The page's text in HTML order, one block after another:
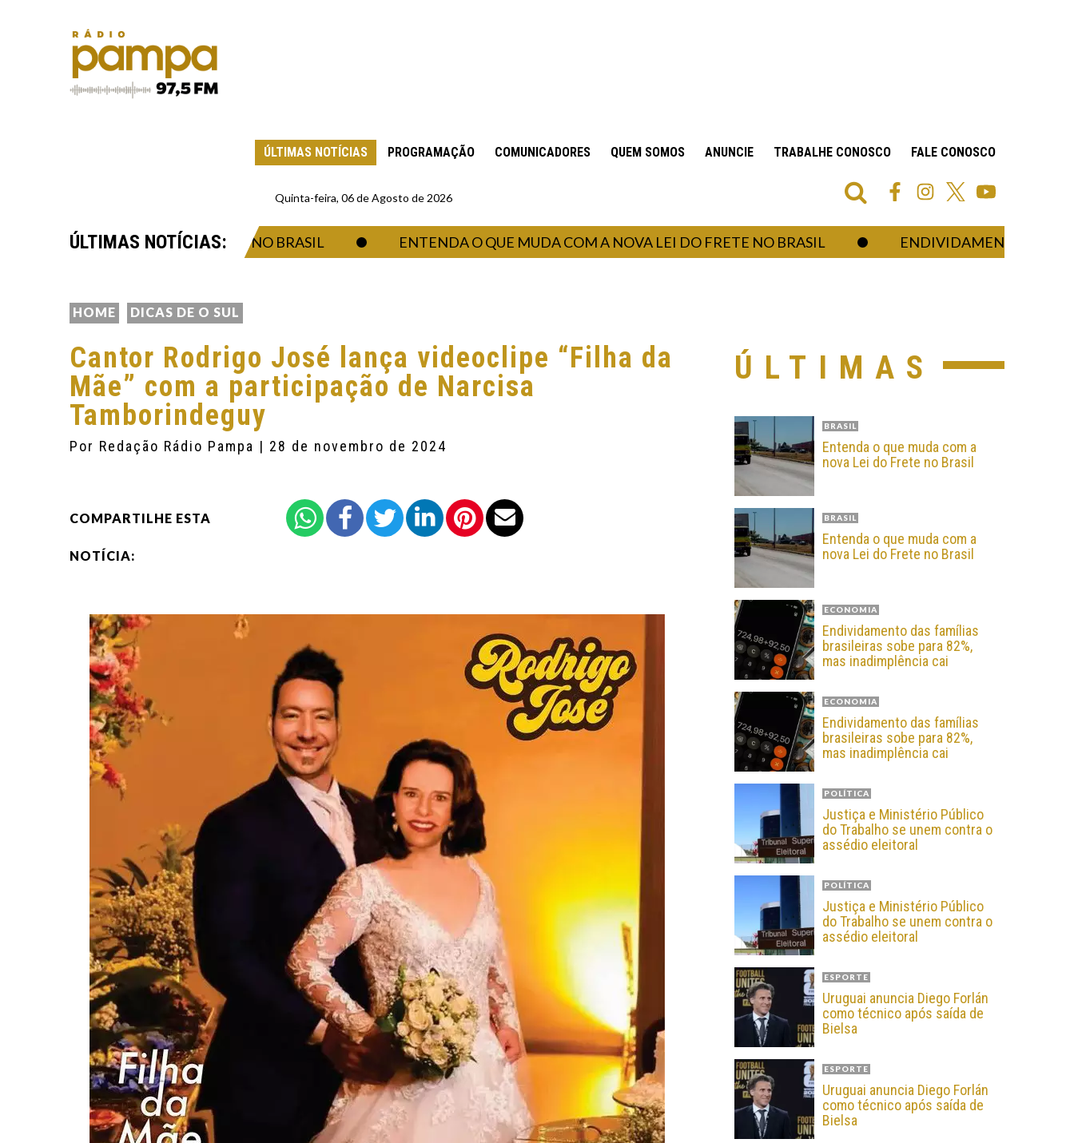
ÚLTIMAS NOTÍCIAS PROGRAMAÇÃO COMUNICADORES QUEM SOMOS ANUNCIE TRABALHE CONOSCO FALE CONOSCO
Quinta-feira, 06 de Agosto de 2026
ÚLTIMAS NOTÍCIAS:
COM A NOVA LEI DO FRETE NO BRASIL ENTENDA O QUE MUDA COM A NOVA LEI DO FRETE NO BRASIL ENDIVIDAMENTO DAS
HOME DICAS DE O SUL
Cantor Rodrigo José lança videoclipe “Filha da
Mãe” com a participação de Narcisa
Tamborindeguy
Por Redação Rádio Pampa | 28 de novembro de 2024
COMPARTILHE ESTA
NOTÍCIA:
ÚLTIMAS
BRASIL
Entenda o que muda com a
nova Lei do Frete no Brasil
BRASIL
Entenda o que muda com a
nova Lei do Frete no Brasil
ECONOMIA
Endividamento das famílias
brasileiras sobe para 82%,
mas inadimplência cai
ECONOMIA
Endividamento das famílias
brasileiras sobe para 82%,
mas inadimplência cai
POLÍTICA
Justiça e Ministério Público
do Trabalho se unem contra o
assédio eleitoral
POLÍTICA
Justiça e Ministério Público
do Trabalho se unem contra o
assédio eleitoral
ESPORTE
Uruguai anuncia Diego Forlán
como técnico após saída de
Bielsa
ESPORTE
Uruguai anuncia Diego Forlán
como técnico após saída de
Bielsa